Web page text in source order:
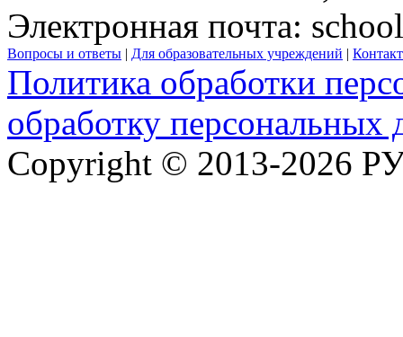
Электронная почта:
Вопросы и ответы | Для образовательных учреждений |
Политика обработки
обработку персональных
Copyright © 2013-2026